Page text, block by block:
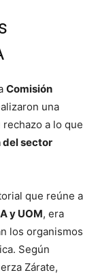
Comisión
una
a lo que
del sector
que reúne a
y UOM, era
los organismos
Según
Zárate,